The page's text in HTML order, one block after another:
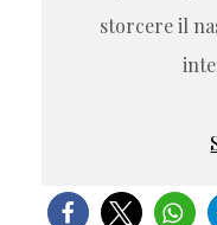
storcere il